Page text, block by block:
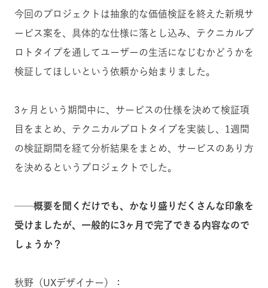
今回のプロジェクトは抽象的な価値検証を終えた新規サ
ービス案を、具体的な仕様に落とし込み、テクニカルプ
ロトタイプを通してユーザーの生活になじむかどうかを
検証してほしいという依頼から始まりました。
3ヶ月という期間中に、サービスの仕様を決めて検証項
目をまとめ、テクニカルプロトタイプを実装し、1週間
の検証期間を経て分析結果をまとめ、サービスのあり方
を決めるというプロジェクトでした。
──概要を聞くだけでも、かなり盛りだくさんな印象を
受けましたが、一般的に3ヶ月で完了できる内容なので
しょうか？
秋野（UXデザイナー）：